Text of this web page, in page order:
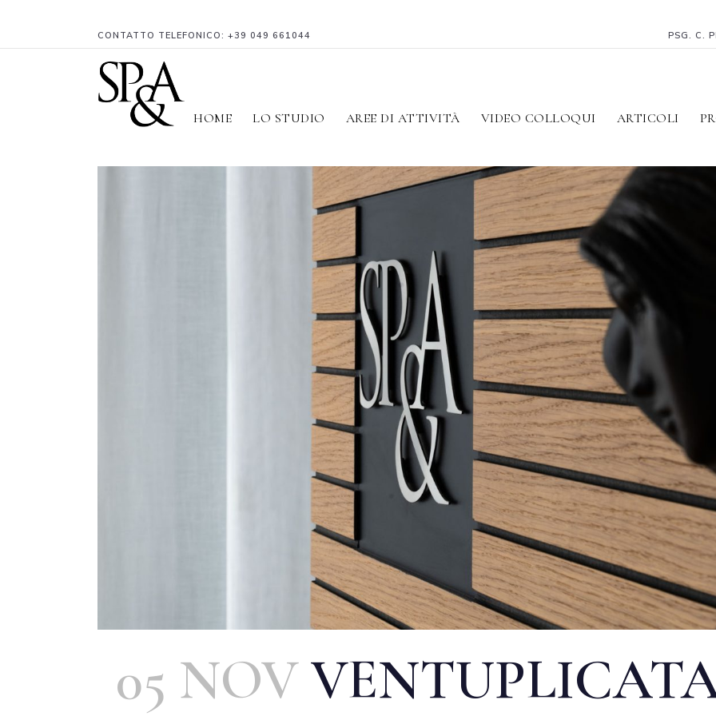
CONTATTO TELEFONICO: +39 049 661044 PSG. C.
HOME LO STUDIO AREE DI ATTIVITÀ VIDEO COLLOQUI ARTICOLI
05 NOV